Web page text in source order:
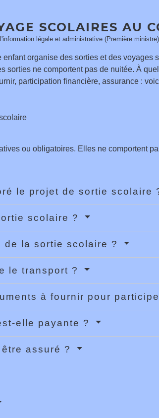
SCOLAIRES AU
légale et administrative (Première ministre)
enfant organise des sorties et des
sorties ne comportent pas de nuitée. À
participation financière, assurance :
ou obligatoires. Elles ne comportent
le projet de sortie scolaire
scolaire ?
de la sortie scolaire ?
le transport ?
à fournir pour
elle payante ?
assuré ?